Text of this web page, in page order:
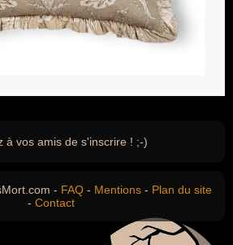
à vos amis de s'inscrire ! ;-)
- FAQ - Mentions - Plan du site
- Contact